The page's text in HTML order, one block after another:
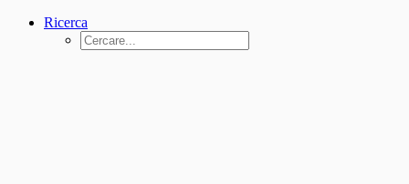
Ricerca